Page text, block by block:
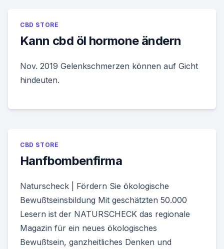
CBD STORE
Kann cbd öl hormone ändern
Nov. 2019 Gelenkschmerzen können auf Gicht
hindeuten.
CBD STORE
Hanfbombenfirma
Naturscheck | Fördern Sie ökologische
Bewußtseinsbildung Mit geschätzten 50.000
Lesern ist der NATURSCHECK das regionale
Magazin für ein neues ökologisches
Bewußtsein, ganzheitliches Denken und